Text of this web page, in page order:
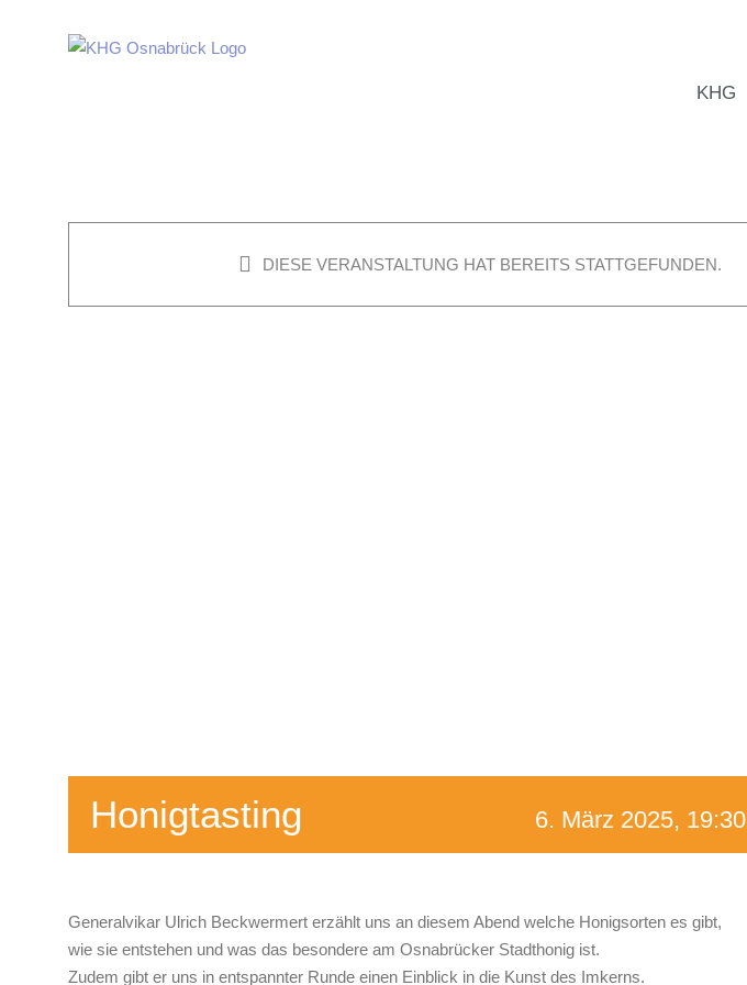
KHG
DIESE VERANSTALTUNG HAT BEREITS STATTGEFUNDEN.
Honigtasting 6. März 2025, 19:30
Generalvikar Ulrich Beckwermert erzählt uns an diesem Abend welche Honigsorten es gibt,
wie sie entstehen und was das besondere am Osnabrücker Stadthonig ist.
Zudem gibt er uns in entspannter Runde einen Einblick in die Kunst des Imkerns.